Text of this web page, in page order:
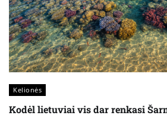
Kelionės
Kodėl lietuviai vis dar renkasi